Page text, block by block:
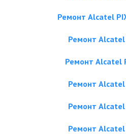
Ремонт Alcatel
Ремонт Alcatel
Ремонт Alcatel
Ремонт Alcatel
Ремонт Alcatel
Ремонт Alcatel